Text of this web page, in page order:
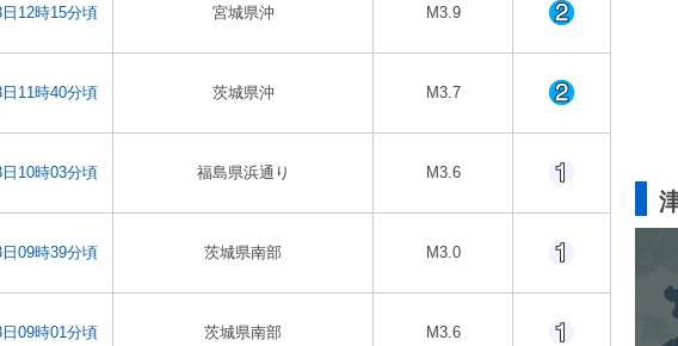
12時15分頃 宮城県沖 M3.9
11時40分頃 茨城県沖 M3.7
10時03分頃 福島県浜通り M3.6
09時39分頃 茨城県南部 M3.0
09時01分頃 茨城県南部 M3.6